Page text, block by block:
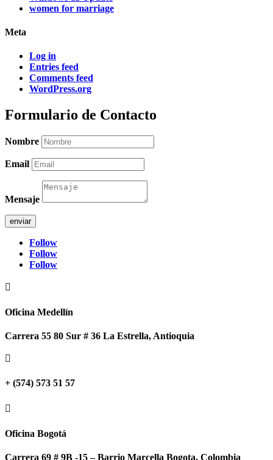
women for marriage
Meta
Log in
Entries feed
Comments feed
WordPress.org
Formulario de Contacto
Nombre
Email
Mensaje
enviar
Follow
Follow
Follow

Oficina Medellín
Carrera 55 80 Sur # 36 La Estrella, Antioquia

+ (574) 573 51 57

Oficina Bogotá
Carrera 69 # 9B -15 – Barrio Marcella Bogota, Colombia